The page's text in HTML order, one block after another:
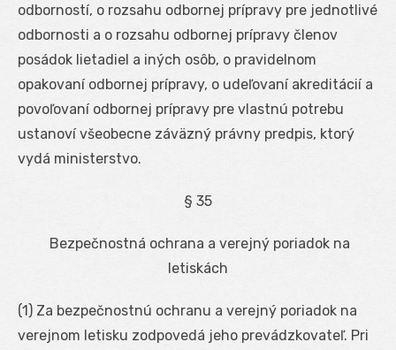
odborností, o rozsahu odbornej prípravy pre jednotlivé
odbornosti a o rozsahu odbornej prípravy členov
posádok lietadiel a iných osôb, o pravidelnom
opakovaní odbornej prípravy, o udeľovaní akreditácií a
povoľovaní odbornej prípravy pre vlastnú potrebu
ustanoví všeobecne záväzný právny predpis, ktorý
vydá ministerstvo.
§ 35
Bezpečnostná ochrana a verejný poriadok na
letiskách
(1) Za bezpečnostnú ochranu a verejný poriadok na
verejnom letisku zodpovedá jeho prevádzkovateľ. Pri